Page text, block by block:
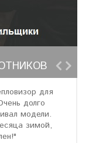
для
долго
модели.
зимой,